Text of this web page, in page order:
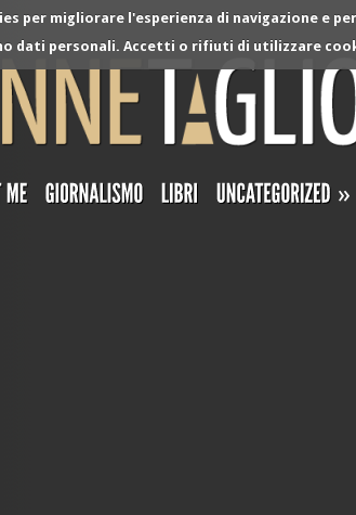
per migliorare l'esperienza di navigazione e
dati personali. Accetti o rifiuti di utilizzare
»